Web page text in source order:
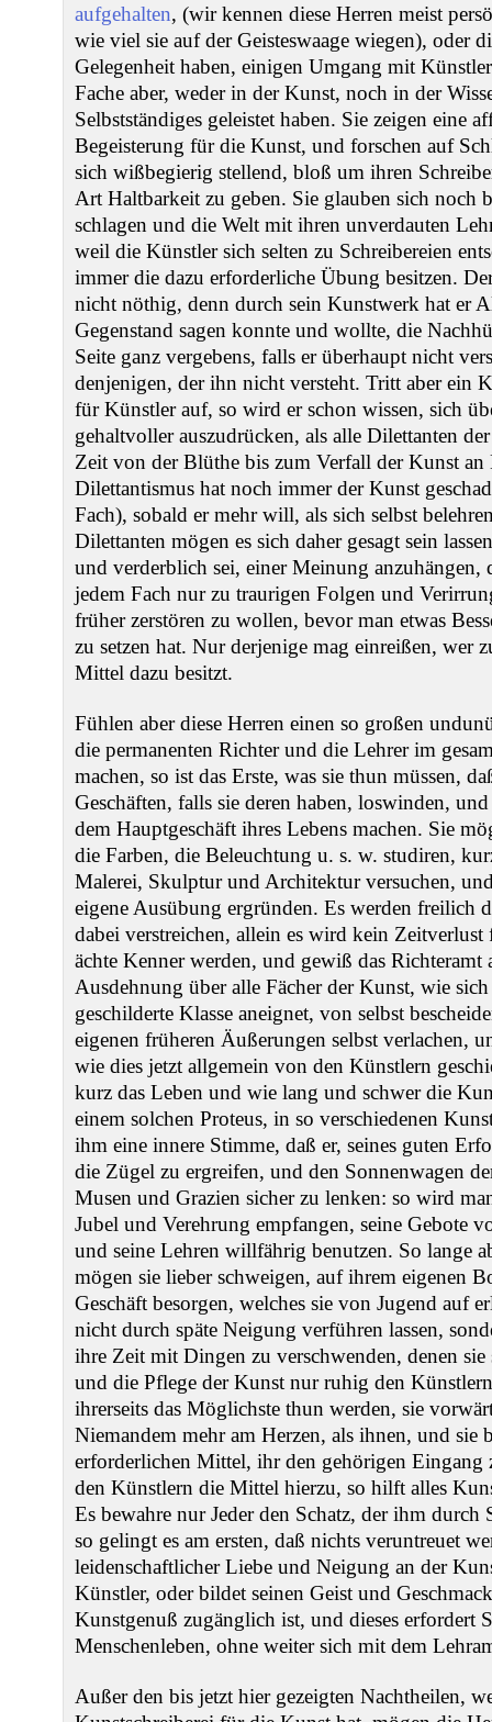
aufgehalten, (wir kennen diese Herren meist
wie viel sie auf der Geisteswaage wiegen), oder
Gelegenheit haben, einigen Umgang mit
Fache aber, weder in der Kunst, noch in der
Selbstständiges geleistet haben. Sie zeigen eine
Begeisterung für die Kunst, und forschen auf
sich wißbegierig stellend, bloß um ihren
Art Haltbarkeit zu geben. Sie glauben sich noch
schlagen und die Welt mit ihren unverdauten
weil die Künstler sich selten zu Schreibereien
immer die dazu erforderliche Übung besitzen.
nicht nöthig, denn durch sein Kunstwerk hat er
Gegenstand sagen konnte und wollte, die
Seite ganz vergebens, falls er überhaupt nicht
denjenigen, der ihn nicht versteht. Tritt aber ein
für Künstler auf, so wird er schon wissen, sich
gehaltvoller auszudrücken, als alle Dilettanten
Zeit von der Blüthe bis zum Verfall der Kunst an
Dilettantismus hat noch immer der Kunst
Fach), sobald er mehr will, als sich selbst
Dilettanten mögen es sich daher gesagt sein
und verderblich sei, einer Meinung
jedem Fach nur zu traurigen Folgen und
früher zerstören zu wollen, bevor man etwas
zu setzen hat. Nur derjenige mag einreißen, wer
Mittel dazu besitzt.
Fühlen aber diese Herren einen so großen
die permanenten Richter und die Lehrer im
machen, so ist das Erste, was sie thun müssen,
Geschäften, falls sie deren haben, loswinden,
dem Hauptgeschäft ihres Lebens machen. Sie
die Farben, die Beleuchtung u. s. w. studiren,
Malerei, Skulptur und Architektur versuchen,
eigene Ausübung ergründen. Es werden freilich
dabei verstreichen, allein es wird kein Zeitverlust
ächte Kenner werden, und gewiß das Richteramt
Ausdehnung über alle Fächer der Kunst, wie sich
geschilderte Klasse aneignet, von selbst
eigenen früheren Äußerungen selbst verlachen,
wie dies jetzt allgemein von den Künstlern
kurz das Leben und wie lang und schwer die
einem solchen Proteus, in so verschiedenen
ihm eine innere Stimme, daß er, seines guten
die Zügel zu ergreifen, und den Sonnenwagen
Musen und Grazien sicher zu lenken: so wird
Jubel und Verehrung empfangen, seine Gebote
und seine Lehren willfährig benutzen. So lange
mögen sie lieber schweigen, auf ihrem eigenen
Geschäft besorgen, welches sie von Jugend auf
nicht durch späte Neigung verführen lassen,
ihre Zeit mit Dingen zu verschwenden, denen
und die Pflege der Kunst nur ruhig den
ihrerseits das Möglichste thun werden, sie
Niemandem mehr am Herzen, als ihnen, und sie
erforderlichen Mittel, ihr den gehörigen Eingang
den Künstlern die Mittel hierzu, so hilft alles
Es bewahre nur Jeder den Schatz, der ihm
so gelingt es am ersten, daß nichts veruntreuet
leidenschaftlicher Liebe und Neigung an der
Künstler, oder bildet seinen Geist und
Kunstgenuß zugänglich ist, und dieses erfordert
Menschenleben, ohne weiter sich mit dem
Außer den bis jetzt hier gezeigten Nachtheilen,